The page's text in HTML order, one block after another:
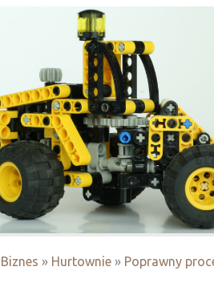
Biznes » Hurtownie » Poprawny